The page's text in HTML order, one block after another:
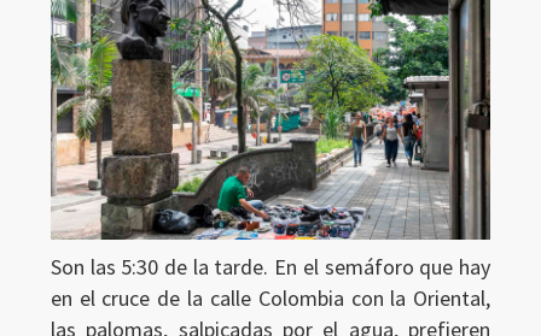
Son las 5:30 de la tarde. En el semáforo que hay
en el cruce de la calle Colombia con la Oriental,
las palomas, salpicadas por el agua, prefieren